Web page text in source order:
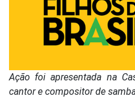
Ação foi apresentada na
cantor e compositor de